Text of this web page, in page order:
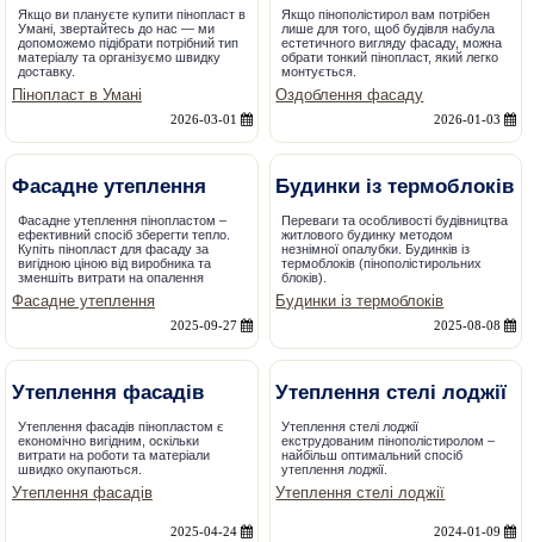
Якщо ви плануєте купити пінопласт в
Умані, звертайтесь до нас — ми
допоможемо підібрати потрібний тип
матеріалу та організуємо швидку
доставку.
Пінопласт в Умані
2026-03-01
Якщо пінополістирол вам потрібен
лише для того, щоб будівля набула
естетичного вигляду фасаду, можна
обрати тонкий пінопласт, який легко
монтується.
Оздоблення фасаду
2026-01-03
Фасадне утеплення
Фасадне утеплення пінопластом –
ефективний спосіб зберегти тепло.
Купіть пінопласт для фасаду за
вигідною ціною від виробника та
зменшіть витрати на опалення
Фасадне утеплення
2025-09-27
Будинки із термоблоків
Переваги та особливості будівництва
житлового будинку методом
незнімної опалубки. Будинків із
термоблоків (пінополістирольних
блоків).
Будинки із термоблоків
2025-08-08
Утеплення фасадів
Утеплення фасадів пінопластом є
економічно вигідним, оскільки
витрати на роботи та матеріали
швидко окупаються.
Утеплення фасадів
2025-04-24
Утеплення стелі лоджії
Утеплення стелі лоджії
екструдованим пінополістиролом –
найбільш оптимальний спосіб
утеплення лоджії.
Утеплення стелі лоджії
2024-01-09